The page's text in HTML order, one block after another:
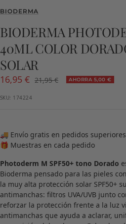
BIODERMA
BIODERMA
40ML COLOR
SOLAR
Precio
16,95 € Precio
21,95 € AHORRA 5,00 €
SKU: 174224
🚚 Envío gratis en pedidos
🎁 Muestras en cada pedido
Photoderm M SPF50+ tono Dorado
Bioderma pensado para las pieles
la muy alta protección solar SPF50+
antimanchas: filtros UVA/UVB junto
reforzar la protección frente a la luz
antimanchas que ayuda a aclarar,